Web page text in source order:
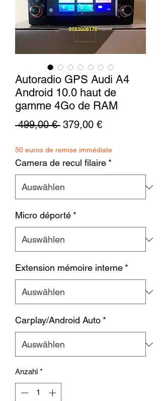
Autoradio GPS Audi A4
Android 10.0 haut de
gamme 4Go de RAM
499,00 € Standardpreis
379,00 €Sale-
50 euros de remise immédiate
Camera de recul filaire *
Micro déporté *
Extension mémoire interne *
Carplay/Android Auto *
Anzahl *